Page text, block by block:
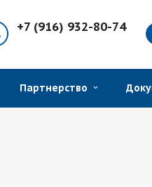
+7 (916) 932-80-74
Партнерство